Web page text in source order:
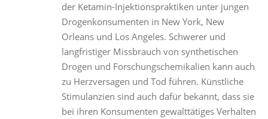
der Ketamin-Injektionspraktiken unter jungen
Drogenkonsumenten in New York, New
Orleans und Los Angeles. Schwerer und
langfristiger Missbrauch von synthetischen
Drogen und Forschungschemikalien kann auch
zu Herzversagen und Tod führen. Künstliche
Stimulanzien sind auch dafür bekannt, dass sie
bei ihren Konsumenten gewalttätiges Verhalten